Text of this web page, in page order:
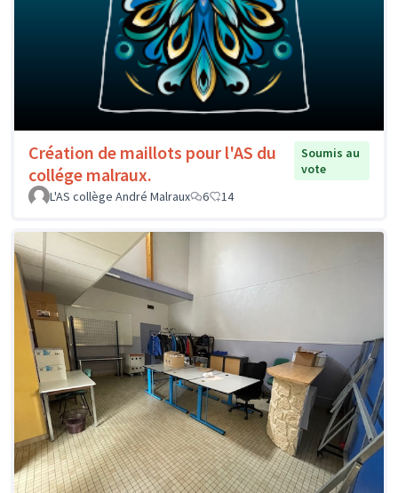
Création de maillots pour l'AS du
collége malraux.
Soumis au
vote
L'AS collège André Malraux
6 14